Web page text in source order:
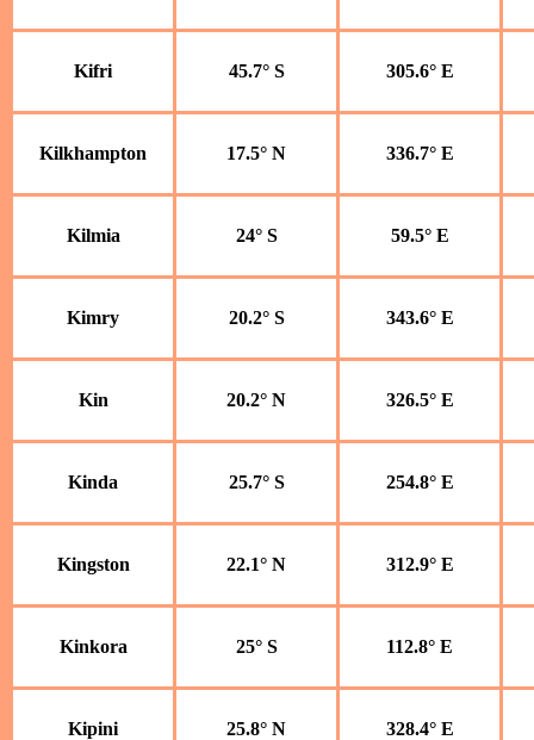
Kifri 45.7° S 305.6° E
Kilkhampton 17.5° N 336.7° E
Kilmia 24° S 59.5° E
Kimry 20.2° S 343.6° E
Kin 20.2° N 326.5° E
Kinda 25.7° S 254.8° E
Kingston 22.1° N 312.9° E
Kinkora 25° S 112.8° E
Kipini 25.8° N 328.4° E